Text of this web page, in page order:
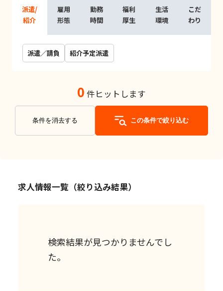
派遣/
紹介
雇用
形態
勤務
時間
福利
厚生
生活
環境
こだ
わり
派遣／請負 紹介予定派遣
0 件ヒットします
条件を消去する この条件で絞り込む
求人情報一覧（絞り込み結果）
検索結果が見つかりませんでし
た。